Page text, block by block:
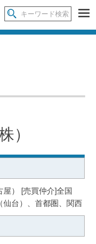
）
屋） [売買仲介]全国
仙台）、首都圏、関西